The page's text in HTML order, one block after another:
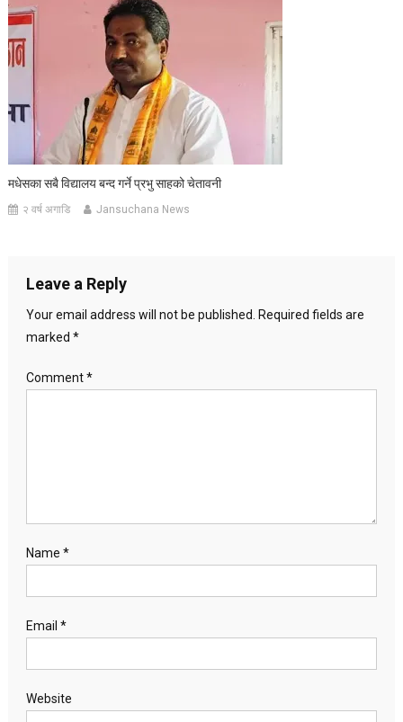
मधेसका सबै विद्यालय बन्द गर्ने प्रभु साहको चेतावनी
२ वर्ष अगाडि Jansuchana News
Leave a Reply
Your email address will not be published. Required fields are
marked *
Comment*
Name *
Email *
Website